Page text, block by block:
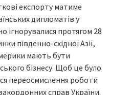
експорту матиме
дипломатів у
ігнорувалися протягом 28
південно-східної Азії,
мають бути
бізнесу. Щоб це було
переосмислення роботи
справ України.